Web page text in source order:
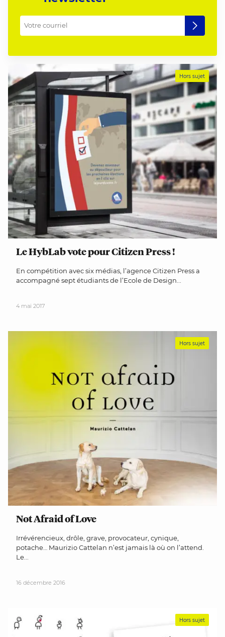
Le HybLab vote pour Citizen Press !
En compétition avec six médias, l’agence Citizen Press a
accompagné sept étudiants de l’Ecole de Design...
4 mai 2017
Hors sujet
Not Afraid of Love
Irrévérencieux, drôle, grave, provocateur, cynique,
potache… Maurizio Cattelan n’est jamais là où on l’attend.
Le...
16 décembre 2016
Hors sujet
Hors sujet